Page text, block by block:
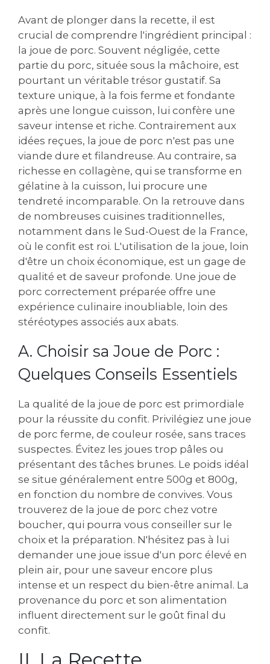
Avant de plonger dans la recette, il est
crucial de comprendre l'ingrédient principal :
la joue de porc. Souvent négligée, cette
partie du porc, située sous la mâchoire, est
pourtant un véritable trésor gustatif. Sa
texture unique, à la fois ferme et fondante
après une longue cuisson, lui confère une
saveur intense et riche. Contrairement aux
idées reçues, la joue de porc n'est pas une
viande dure et filandreuse. Au contraire, sa
richesse en collagène, qui se transforme en
gélatine à la cuisson, lui procure une
tendreté incomparable. On la retrouve dans
de nombreuses cuisines traditionnelles,
notamment dans le Sud-Ouest de la France,
où le confit est roi. L'utilisation de la joue, loin
d'être un choix économique, est un gage de
qualité et de saveur profonde. Une joue de
porc correctement préparée offre une
expérience culinaire inoubliable, loin des
stéréotypes associés aux abats.
A. Choisir sa Joue de Porc :
Quelques Conseils Essentiels
La qualité de la joue de porc est primordiale
pour la réussite du confit. Privilégiez une joue
de porc ferme, de couleur rosée, sans traces
suspectes. Évitez les joues trop pâles ou
présentant des tâches brunes. Le poids idéal
se situe généralement entre 500g et 800g,
en fonction du nombre de convives. Vous
trouverez de la joue de porc chez votre
boucher, qui pourra vous conseiller sur le
choix et la préparation. N'hésitez pas à lui
demander une joue issue d'un porc élevé en
plein air, pour une saveur encore plus
intense et un respect du bien-être animal. La
provenance du porc et son alimentation
influent directement sur le goût final du
confit.
II. La Recette